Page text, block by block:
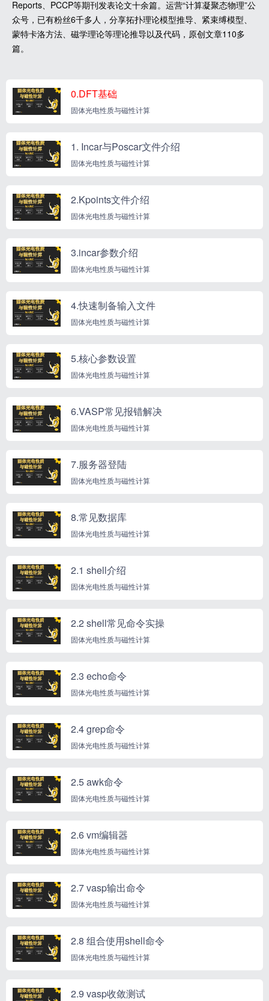
Reports、PCCP等期刊发表论文十余篇。运营“计算凝聚态物理”公
众号，已有粉丝6千多人，分享拓扑理论模型推导、紧束缚模型、
蒙特卡洛方法、磁学理论等理论推导以及代码，原创文章110多
篇。
0.DFT基础
固体光电性质与磁性计算
1. Incar与Poscar文件介绍
固体光电性质与磁性计算
2.Kpoints文件介绍
固体光电性质与磁性计算
3.incar参数介绍
固体光电性质与磁性计算
4.快速制备输入文件
固体光电性质与磁性计算
5.核心参数设置
固体光电性质与磁性计算
6.VASP常见报错解决
固体光电性质与磁性计算
7.服务器登陆
固体光电性质与磁性计算
8.常见数据库
固体光电性质与磁性计算
2.1 shell介绍
固体光电性质与磁性计算
2.2 shell常见命令实操
固体光电性质与磁性计算
2.3 echo命令
固体光电性质与磁性计算
2.4 grep命令
固体光电性质与磁性计算
2.5 awk命令
固体光电性质与磁性计算
2.6 vm编辑器
固体光电性质与磁性计算
2.7 vasp输出命令
固体光电性质与磁性计算
2.8 组合使用shell命令
固体光电性质与磁性计算
2.9 vasp收敛测试